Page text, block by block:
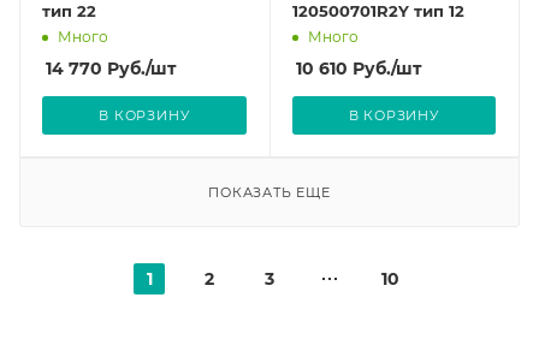
тип 22
Много
14 770 Руб./шт
В КОРЗИНУ
120500701R2Y тип 12
Много
10 610 Руб./шт
В КОРЗИНУ
ПОКАЗАТЬ ЕЩЕ
1 2 3 10